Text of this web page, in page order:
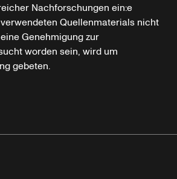
Nachforschungen ein:e
Quellenmaterials nicht
Genehmigung zur
worden sein, wird um
gebeten.